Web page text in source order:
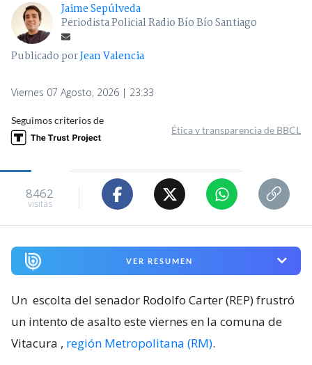
Jaime Sepúlveda
Periodista Policial Radio Bío Bío Santiago
Publicado porJean Valencia
Viernes 07 Agosto, 2026 | 23:33
Seguimos criterios de
Ética y transparencia de BBCL
8462
visitas
VER RESUMEN
Un escolta del senador Rodolfo Carter (REP) frustró
un intento de asalto este viernes en la comuna de
Vitacura , región Metropolitana (RM).